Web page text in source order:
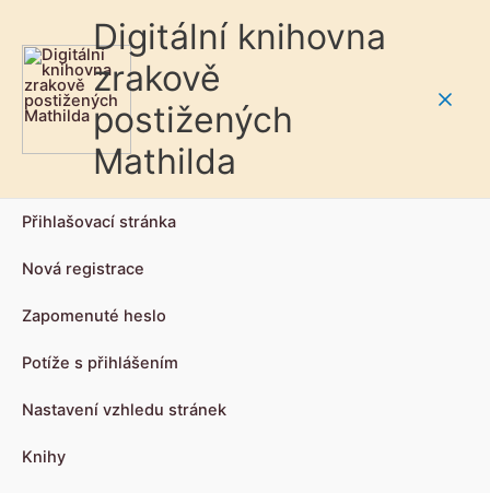
Digitální knihovna
zrakově
postižených
Mathilda
Přihlašovací stránka
Nová registrace
Zapomenuté heslo
Potíže s přihlášením
Nastavení vzhledu stránek
Knihy